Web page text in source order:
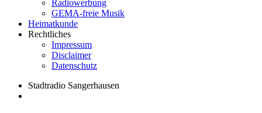
Radiowerbung
GEMA-freie Musik
Heimatkunde
Rechtliches
Impressum
Disclaimer
Datenschutz
Stadtradio Sangerhausen